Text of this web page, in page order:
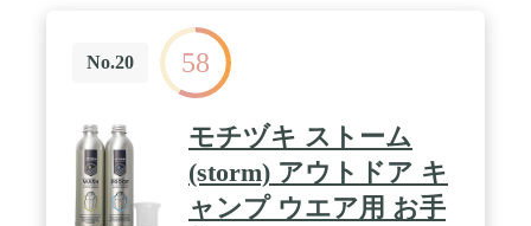
No.20 58
モチヅキ ストーム
(storm) アウトドア キ
ャンプ ウエア用 お手